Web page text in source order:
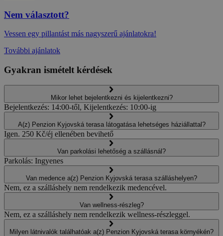
Nem választott?
Vessen egy pillantást más nagyszerű ajánlatokra!
További ajánlatok
Gyakran ismételt kérdések
Mikor lehet bejelentkezni és kijelentkezni?
Bejelentkezés: 14:00-től, Kijelentkezés: 10:00-ig
A(z) Penzion Kyjovská terasa látogatása lehetséges háziállattal?
Igen. 250 Kč/éj ellenében bevihető
Van parkolási lehetőség a szállásnál?
Parkolás: Ingyenes
Van medence a(z) Penzion Kyjovská terasa szálláshelyen?
Nem, ez a szálláshely nem rendelkezik medencével.
Van wellness-részleg?
Nem, ez a szálláshely nem rendelkezik wellness-részleggel.
Milyen látnivalók találhatóak a(z) Penzion Kyjovská terasa környékén?